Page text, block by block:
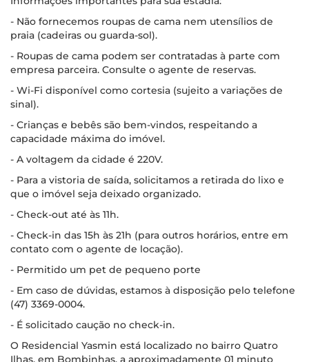
- Não fornecemos roupas de cama nem utensílios de
praia (cadeiras ou guarda-sol).
- Roupas de cama podem ser contratadas à parte com
empresa parceira. Consulte o agente de reservas.
- Wi-Fi disponível como cortesia (sujeito a variações de
sinal).
- Crianças e bebês são bem-vindos, respeitando a
capacidade máxima do imóvel.
- A voltagem da cidade é 220V.
- Para a vistoria de saída, solicitamos a retirada do lixo e
que o imóvel seja deixado organizado.
- Check-out até às 11h.
- Check-in das 15h às 21h (para outros horários, entre em
contato com o agente de locação).
- Permitido um pet de pequeno porte
- Em caso de dúvidas, estamos à disposição pelo telefone
(47) 3369-0004.
- É solicitado caução no check-in.
O Residencial Yasmin está localizado no bairro Quatro
Ilhas, em Bombinhas, a aproximadamente 01 minuto